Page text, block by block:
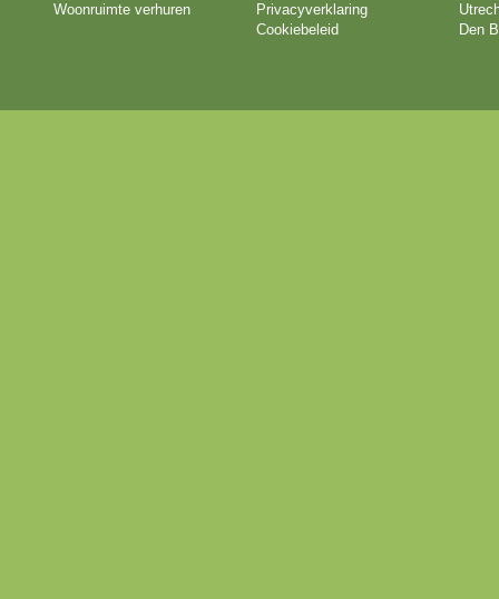
Woonruimte verhuren
Privacyverklaring
Cookiebeleid
Den